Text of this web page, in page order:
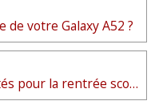
votre Galaxy A52 ?
Google Classroom, les nouveautés pour la rentrée scolaire prochaine